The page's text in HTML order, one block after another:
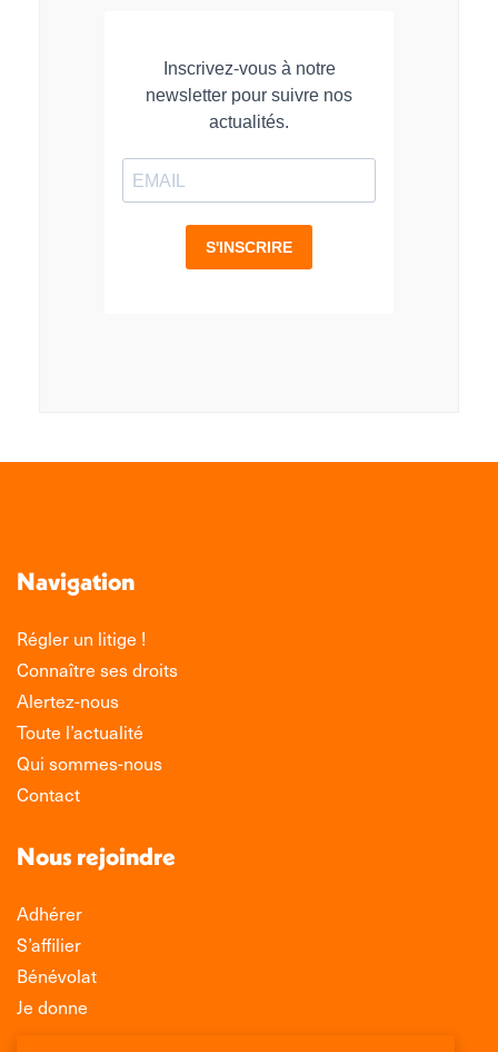
Navigation
Régler un litige !
Connaître ses droits
Alertez-nous
Toute l’actualité
Qui sommes-nous
Contact
Nous rejoindre
Adhérer
S’affilier
Bénévolat
Je donne